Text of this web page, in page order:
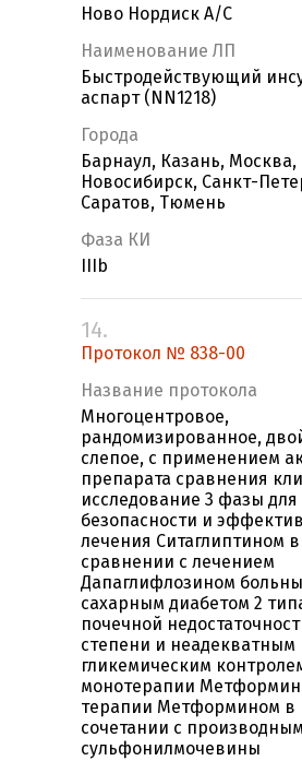
Ново Нордиск А/С
Наименование ЛП
Быстродействующий
аспарт (NN1218)
Города
Барнаул, Казань, Москва,
Новосибирск, Санкт-
Саратов, Тюмень
Фаза КИ
IIIb
14.
Протокол № 838-00
Название протокола
Многоцентровое,
рандомизированное,
слепое, с применением
препарата сравнения
исследование 3 фазы
безопасности и
лечения Ситаглиптином в
сравнении с лечением
Дапаглифлозином
сахарным диабетом 2
почечной
степени и неадекватным
гликемическим
монотерапии
терапии Метформином в
сочетании с
сульфонилмочевины